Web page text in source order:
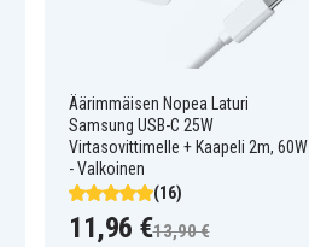
Äärimmäisen Nopea Laturi
Samsung USB-C 25W
Virtasovittimelle + Kaapeli 2m, 60W
- Valkoinen
(16)
11,96 €13,90 €